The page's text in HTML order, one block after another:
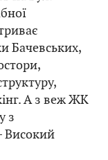
Бачевських,
А з веж ЖК
з
Високий